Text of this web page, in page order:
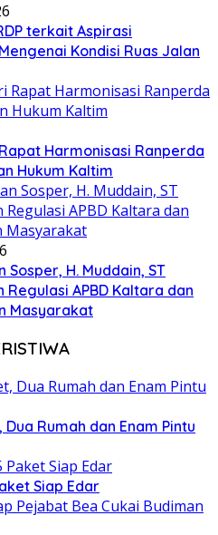
terkait Aspirasi
Kondisi Ruas Jalan
Harmonisasi Ranperda
Hukum Kaltim
H. Muddain, ST
APBD Kaltara dan
Masyarakat
Rumah dan Enam Pintu
Siap Edar